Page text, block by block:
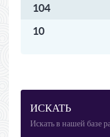
104
10
ИСКАТЬ
Искать в нашей базе